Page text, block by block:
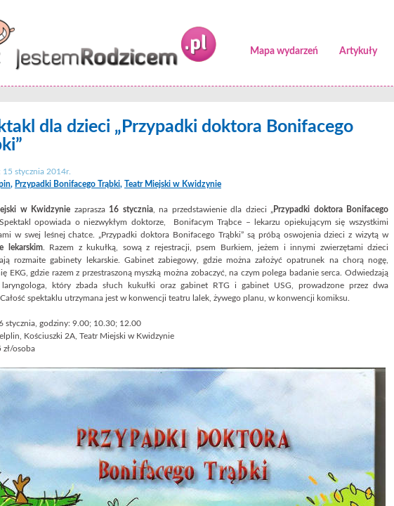
Mapa wydarzeń Artykuły
dla dzieci „Przypadki doktora Bonifacego
15 stycznia 2014r.
, Przypadki Bonifacego Trąbki, Teatr Miejski w Kwidzynie
w Kwidzynie zaprasza 16 stycznia, na przedstawienie dla dzieci „Przypadki doktora Bonifacego
Spektakl opowiada o niezwykłym doktorze, Bonifacym Trąbce – lekarzu opiekującym się wszystkimi
w swej leśnej chatce. „Przypadki doktora Bonifacego Trąbki” są próbą oswojenia dzieci z wizytą w
lekarskim. Razem z kukułką, sową z rejestracji, psem Burkiem, jeżem i innymi zwierzętami dzieci
rozmaite gabinety lekarskie. Gabinet zabiegowy, gdzie można założyć opatrunek na chorą nogę,
EKG, gdzie razem z przestraszoną myszką można zobaczyć, na czym polega badanie serca. Odwiedzają
laryngologa, który zbada słuch kukułki oraz gabinet RTG i gabinet USG, prowadzone przez dwa
spektaklu utrzymana jest w konwencji teatru lalek, żywego planu, w konwencji komiksu.
stycznia, godziny: 9.00; 10.30; 12.00
Kościuszki 2A, Teatr Miejski w Kwidzynie
zł/osoba